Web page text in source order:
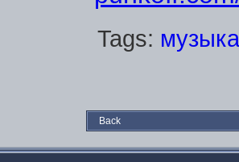
Tags: музыка
Back